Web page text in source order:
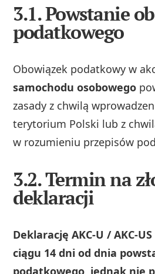
3.1. Powstanie
podatkowego
Obowiązek podatkowy w
samochodu osobowego
zasady z chwilą
terytorium Polski lub z
w rozumieniu przepisów
3.2. Termin na
deklaracji
Deklarację AKC‑U /
ciągu 14 dni od dnia
podatkowego, jednak nie